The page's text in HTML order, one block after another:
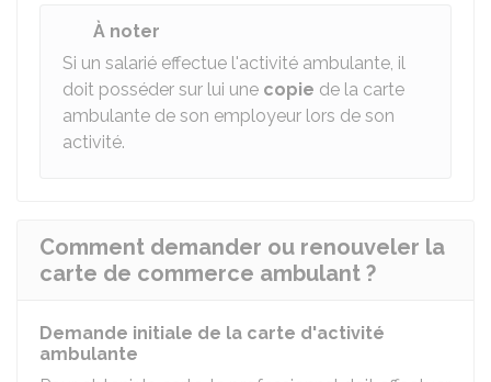
À noter
Si un salarié effectue l'activité ambulante, il
doit posséder sur lui une copie de la carte
ambulante de son employeur lors de son
activité.
Comment demander ou renouveler la
carte de commerce ambulant ?
Demande initiale de la carte d'activité
ambulante